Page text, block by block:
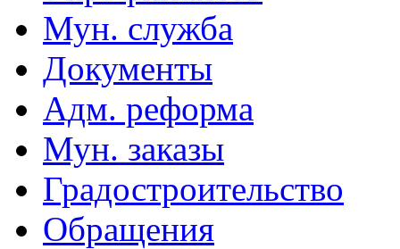
Мун. служба
Документы
Адм. реформа
Мун. заказы
Градостроительство
Обращения